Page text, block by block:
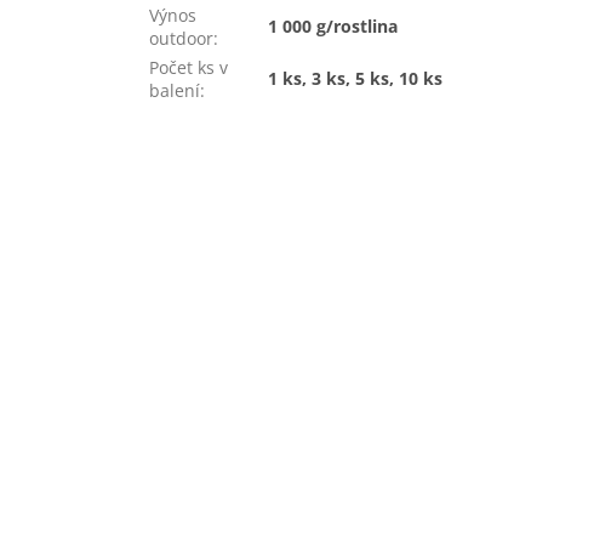
Výnos
outdoor:
1 000 g/rostlina
Počet ks v
balení:
1 ks, 3 ks, 5 ks, 10 ks